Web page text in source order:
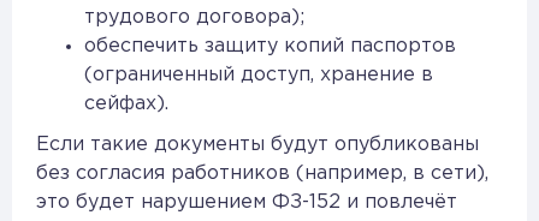
трудового договора);
обеспечить защиту копий паспортов
(ограниченный доступ, хранение в
сейфах).
Если такие документы будут опубликованы
без согласия работников (например, в сети),
это будет нарушением ФЗ-152 и повлечёт